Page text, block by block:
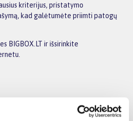
kriterijus, pristatymo
kad galėtumėte priimti patogų
BIGBOX.LT ir išsirinkite
apie prekes